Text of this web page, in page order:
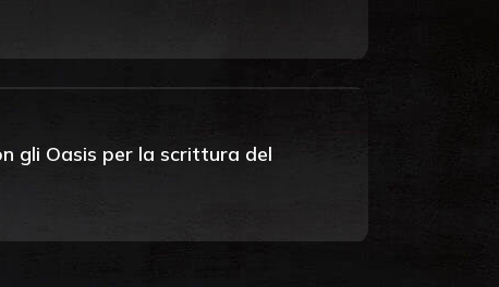
gli Oasis per la scrittura del